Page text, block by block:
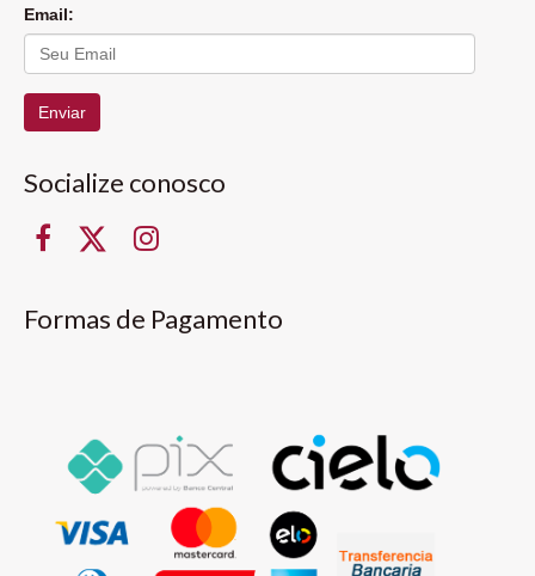
Email:
Enviar
Socialize conosco
Formas de Pagamento